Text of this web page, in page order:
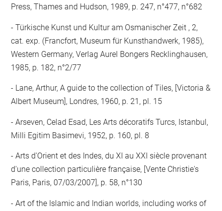
Press, Thames and Hudson, 1989, p. 247, n°477, n°682
- Türkische Kunst und Kultur am Osmanischer Zeit , 2,
cat. exp. (Francfort, Museum für Kunsthandwerk, 1985),
Western Germany, Verlag Aurel Bongers Recklinghausen,
1985, p. 182, n°2/77
- Lane, Arthur, A guide to the collection of Tiles, [Victoria &
Albert Museum], Londres, 1960, p. 21, pl. 15
- Arseven, Celad Esad, Les Arts décoratifs Turcs, Istanbul,
Milli Egitim Basimevi, 1952, p. 160, pl. 8
- Arts d'Orient et des Indes, du XI au XXI siècle provenant
d'une collection particulière française, [Vente Christie's
Paris, Paris, 07/03/2007], p. 58, n°130
- Art of the Islamic and Indian worlds, including works of